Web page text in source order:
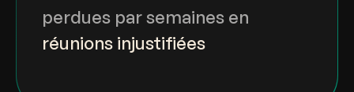
perdues par semaines en
réunions injustifiées